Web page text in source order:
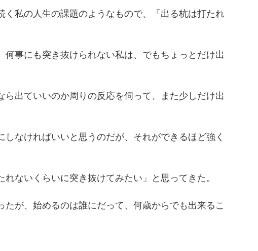
く私の人生の課題のようなもので、「出る杭は打たれ
事にも突き抜けられない私は、でもちょっとだけ出
出ていいのか周りの反応を伺って、また少しだけ出
なければいいと思うのだが、それができるほど強く
れないくらいに突き抜けてみたい」と思ってきた。
が、始めるのは誰にだって、何歳からでも出来るこ